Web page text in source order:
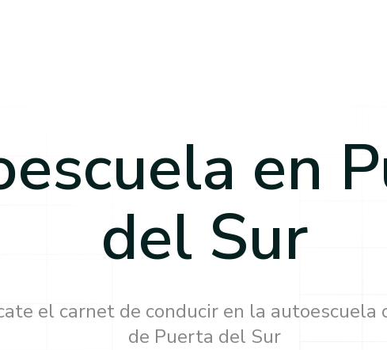
en
del Sur
el carnet de conducir en la autoescuela
de Puerta del Sur